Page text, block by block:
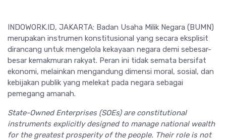
INDOWORK.ID, JAKARTA: Badan Usaha Milik Negara (BUMN)
merupakan instrumen konstitusional yang secara eksplisit
dirancang untuk mengelola kekayaan negara demi sebesar-
besar kemakmuran rakyat. Peran ini tidak semata bersifat
ekonomi, melainkan mengandung dimensi moral, sosial, dan
kebijakan publik yang melekat pada negara sebagai
pemegang amanah.
State-Owned Enterprises (SOEs) are constitutional
instruments explicitly designed to manage national wealth
for the greatest prosperity of the people. Their role is not